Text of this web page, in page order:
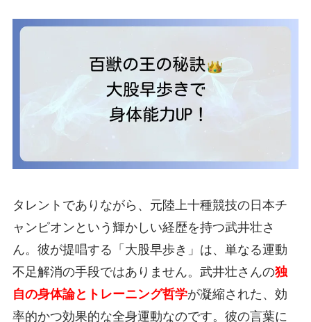
タレントでありながら、元陸上十種競技の日本チ
ャンピオンという輝かしい経歴を持つ武井壮さ
ん。彼が提唱する「大股早歩き」は、単なる運動
不足解消の手段ではありません。武井壮さんの独
自の身体論とトレーニング哲学が凝縮された、効
率的かつ効果的な全身運動なのです。彼の言葉に